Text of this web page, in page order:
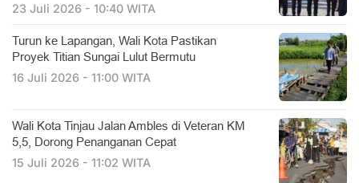
23 Juli 2026 - 10:40 WITA
Turun ke Lapangan, Wali Kota Pastikan
Proyek Titian Sungai Lulut Bermutu
16 Juli 2026 - 11:00 WITA
​Wali Kota Tinjau Jalan Ambles di Veteran KM
5,5, Dorong Penanganan Cepat
15 Juli 2026 - 11:02 WITA